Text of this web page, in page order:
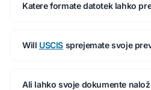
Katere formate datotek lahko
Will USCIS sprejemate svoje
Ali lahko svoje dokumente